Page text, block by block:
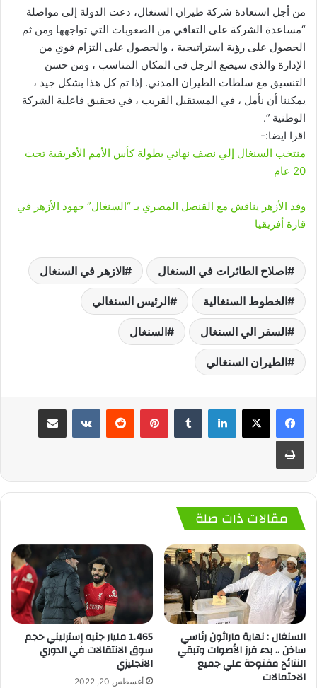
من أجل استعادة شركة طيران السنغال، دعت الدولة إلى مواصلة
“مساعدة الشركة على التعافي من الصعوبات التي تواجهها ومن ثم
الحصول على رؤية استراتيجية ، والحصول على التزام قوي من
الإدارة والذي سيضع الرجل في المكان المناسب ، ومن حسن
التنسيق مع سلطات الطيران المدني. إذا تم كل هذا بشكل جيد ،
يمكننا أن نأمل ، في المستقبل القريب ، في تحقيق فاعلية الشركة
الوطنية ”.
اقرا ايضا:-
منتخب السنغال إلي نصف نهائي بطولة كأس الأمم الأفريقية تحت
20 عام
وفد الأزهر يناقش مع القنصل المصري بـ “السنغال” جهود الأزهر في
قارة أفريقيا
اصلاح الطائرات في السنغال الازهر في السنغال
الخطوط السنغالية الرئيس السنغالي
السفر الي السنغال السنغال
الطيران السنغالي
لينكدإن بينتيريست
مقالات ذات صلة
السنغال : نهاية ماراثون رئاسي
ساخن .. بدء فرز الأصوات وتبقي
النتائج مفتوحة علي جميع
الاحتمالات
1.465 مليار جنيه إسترليني حجم
سوق الانتقالات في الدوري
الانجليزي
أغسطس 20, 2022